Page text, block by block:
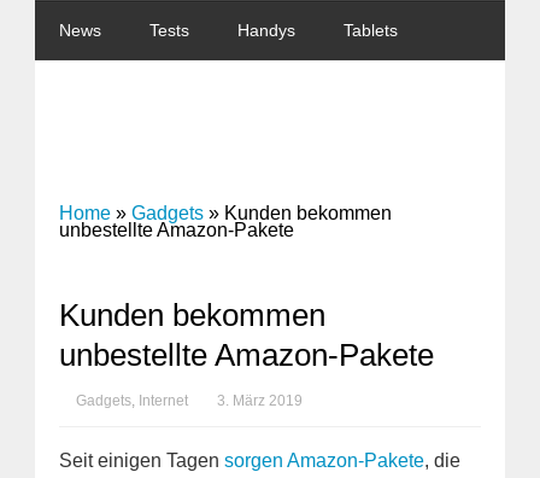
News Tests Handys Tablets
Home » Gadgets » Kunden bekommen
unbestellte Amazon-Pakete
Kunden bekommen
unbestellte Amazon-Pakete
Gadgets, Internet 3. März 2019
Seit einigen Tagen sorgen Amazon-Pakete, die